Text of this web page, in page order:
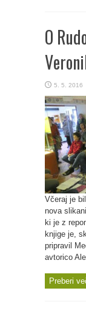
O
5. 5. 2016
Včeraj je
nova
ki je z
knjige je,
pripravil
avtorico
Preberi